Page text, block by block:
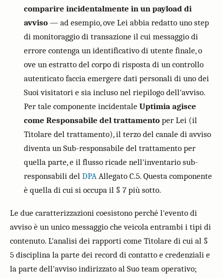
comparire incidentalmente in un payload di
avviso — ad esempio, ove Lei abbia redatto uno step
di monitoraggio di transazione il cui messaggio di
errore contenga un identificativo di utente finale, o
ove un estratto del corpo di risposta di un controllo
autenticato faccia emergere dati personali di uno dei
Suoi visitatori e sia incluso nel riepilogo dell'avviso.
Per tale componente incidentale Uptimia agisce
come Responsabile del trattamento per Lei (il
Titolare del trattamento), il terzo del canale di avviso
diventa un Sub-responsabile del trattamento per
quella parte, e il flusso ricade nell'inventario sub-
responsabili del DPA Allegato C.5. Questa componente
è quella di cui si occupa il § 7 più sotto.
Le due caratterizzazioni coesistono perché l'evento di
avviso è un unico messaggio che veicola entrambi i tipi di
contenuto. L'analisi dei rapporti come Titolare di cui al §
5 disciplina la parte dei record di contatto e credenziali e
la parte dell'avviso indirizzato al Suo team operativo;